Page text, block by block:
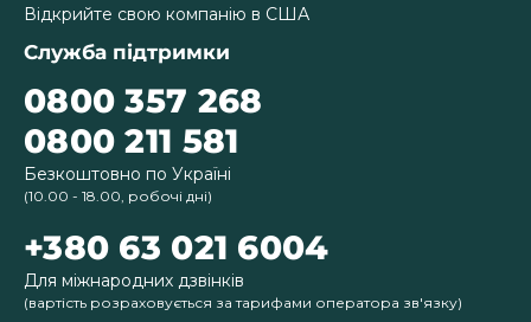
Відкрийте свою компанію в США
Служба підтримки
0800 357 268
0800 211 581
Безкоштовно по Україні
(10.00 - 18.00, робочі дні)
+380 63 021 6004
Для міжнародних дзвінків
(вартість розраховується за тарифами оператора зв'язку)